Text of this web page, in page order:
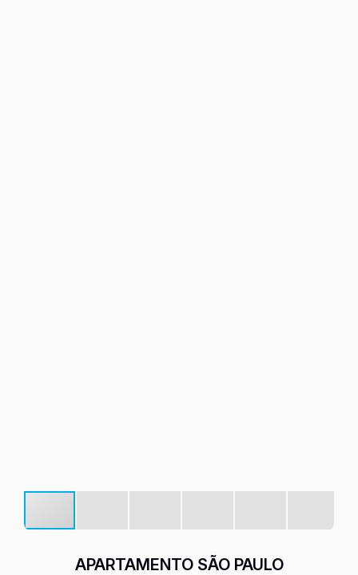
APARTAMENTO SÃO PAULO